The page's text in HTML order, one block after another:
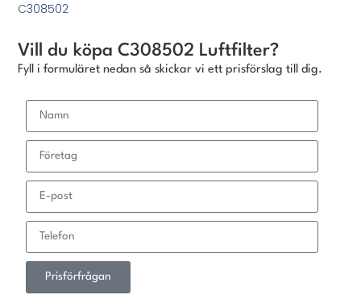
C308502
Vill du köpa C308502 Luftfilter?
Fyll i formuläret nedan så skickar vi ett prisförslag till dig.
Prisförfrågan